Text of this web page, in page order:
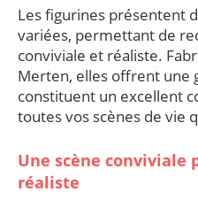
Les figurines présentent
variées, permettant de
conviviale et réaliste.
Merten, elles offrent une
constituent un excellent
toutes vos scènes de vie
Une scène conviviale
réaliste